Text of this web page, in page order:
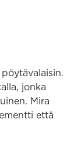
jonka
Mira
että